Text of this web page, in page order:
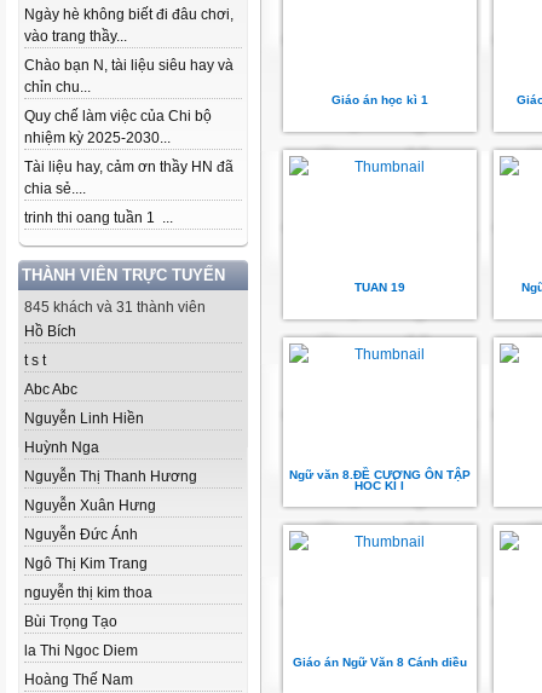
Ngày hè không biết đi đâu chơi,
vào trang thầy...
Chào bạn N, tài liệu siêu hay và
chỉn chu...
Quy chế làm việc của Chi bộ
nhiệm kỳ 2025-2030...
Tài liệu hay, cảm ơn thầy HN đã
chia sẻ....
trinh thi oang tuần 1 ...
THÀNH VIÊN TRỰC TUYẾN
845 khách và 31 thành viên
Hồ Bích
t s t
Abc Abc
Nguyễn Linh Hiền
Huỳnh Nga
Nguyễn Thị Thanh Hương
Nguyễn Xuân Hưng
Nguyễn Đức Ánh
Ngô Thị Kim Trang
nguyễn thị kim thoa
Bùi Trọng Tạo
la Thi Ngoc Diem
Hoàng Thế Nam
Giáo án học kì 1
TUAN 19
Ngữ văn 8.ĐỀ CƯƠNG ÔN TẬP
HOC KÌ I
Giáo án Ngữ Văn 8 Cánh diều